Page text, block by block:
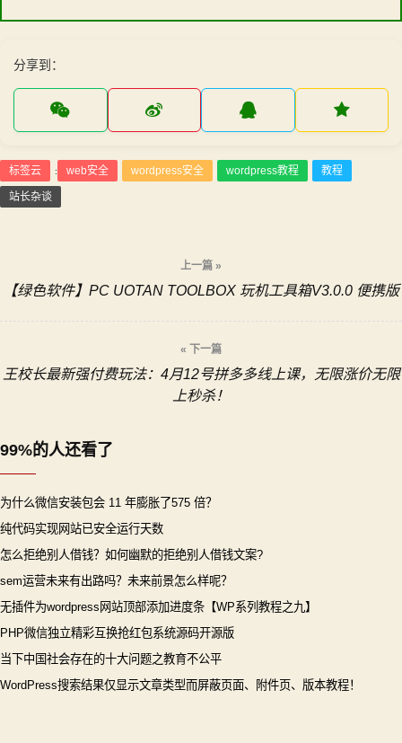
分享到：
标签云 : web安全 wordpress安全 wordpress教程 教程
站长杂谈
章
航
上一篇 »
【绿色软件】PC UOTAN TOOLBOX 玩机工具箱V3.0.0 便携版
« 下一篇
王校长最新强付费玩法：4月12号拼多多线上课，无限涨价无限
上秒杀！
99%的人还看了
为什么微信安装包会 11 年膨胀了575 倍？
纯代码实现网站已安全运行天数
怎么拒绝别人借钱？如何幽默的拒绝别人借钱文案?
sem运营未来有出路吗？未来前景怎么样呢？
无插件为wordpress网站顶部添加进度条【WP系列教程之九】
PHP微信独立精彩互换抢红包系统源码开源版
当下中国社会存在的十大问题之教育不公平
WordPress搜索结果仅显示文章类型而屏蔽页面、附件页、版本教程！